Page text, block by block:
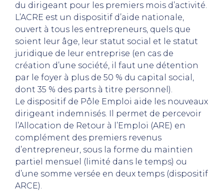
du dirigeant pour les premiers mois d’activité.
L’ACRE est un dispositif d’aide nationale,
ouvert à tous les entrepreneurs, quels que
soient leur âge, leur statut social et le statut
juridique de leur entreprise (en cas de
création d’une société, il faut une détention
par le foyer à plus de 50 % du capital social,
dont 35 % des parts à titre personnel).
Le dispositif de Pôle Emploi aide les nouveaux
dirigeant indemnisés. Il permet de percevoir
l’Allocation de Retour à l’Emploi (ARE) en
complément des premiers revenus
d’entrepreneur, sous la forme du maintien
partiel mensuel (limité dans le temps) ou
d’une somme versée en deux temps (dispositif
ARCE).